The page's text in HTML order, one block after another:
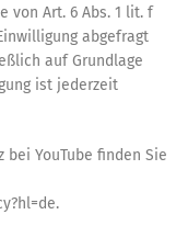
von Art. 6 Abs. 1 lit. f
abgefragt
auf Grundlage
ist jederzeit
YouTube finden Sie